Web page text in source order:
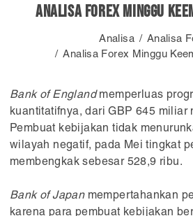
Analisa Forex Minggu
Analisa
Analisa
Analisa Forex Minggu
Bank of Englandmemperluas
kuantitatifnya, dari GBP 645 miliar
Pembuat kebijakan tidak
wilayah negatif, pada Mei tingkat
membengkak sebesar 528,9 ribu.
Bank of Japanmempertahankan
karena para pembuat kebijakan